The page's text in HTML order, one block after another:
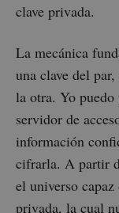
clave privada.
La mecánica
una clave del
la otra. Yo
servidor de
información
cifrarla. A partir
el universo
privada, la cual